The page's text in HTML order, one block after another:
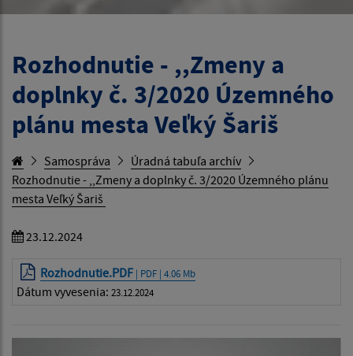
Rozhodnutie - ,,Zmeny a
doplnky č. 3/2020 Územného
plánu mesta Veľký Šariš
Samospráva
Úradná tabuľa archív
Rozhodnutie - ,,Zmeny a doplnky č. 3/2020 Územného plánu
mesta Veľký Šariš
23.12.2024
Rozhodnutie.PDF | PDF | 4.06 Mb
Dátum vyvesenia: 23.12.2024